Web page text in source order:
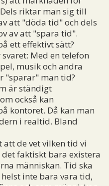
riktar man sig till
att "döda tid" och dels
av att "spara tid".
ett effektivt sätt?
Med en telefon
musik och andra
"sparar" man tid?
är ständigt
också kan
kontoret. Då kan man
i realtid. Bland
att de vet vilken tid vi
faktiskt bara existera
människan. Tid ska
inte bara vara tid,